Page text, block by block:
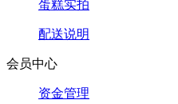
蛋糕实拍
配送说明
会员中心
资金管理